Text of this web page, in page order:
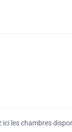
ici les chambres